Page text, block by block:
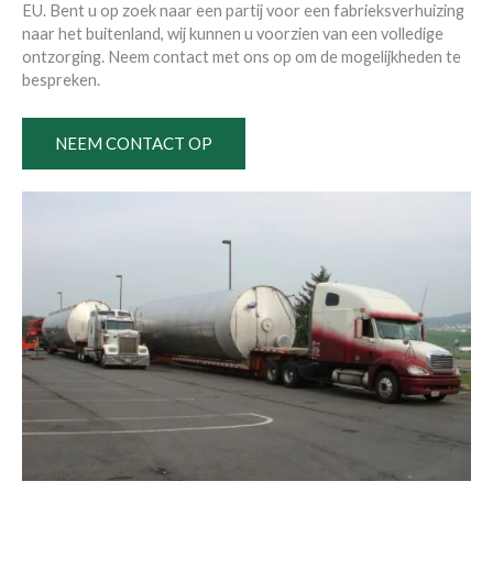
EU. Bent u op zoek naar een partij voor een fabrieksverhuizing
naar het buitenland, wij kunnen u voorzien van een volledige
ontzorging. Neem contact met ons op om de mogelijkheden te
bespreken.
NEEM CONTACT OP